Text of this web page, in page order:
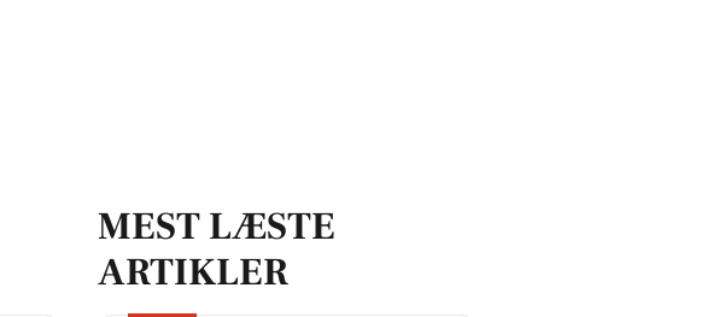
MEST LÆSTE
ARTIKLER